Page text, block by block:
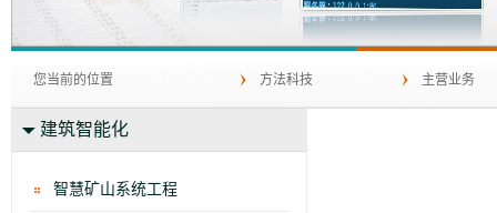
您当前的位置 方法科技 主营业务
建筑智能化
智慧矿山系统工程